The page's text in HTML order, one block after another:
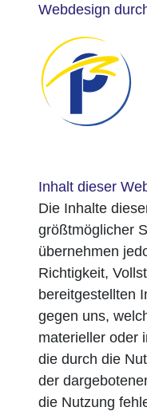
Webdesign
Inhalt dieser
Die Inhalte
größtmöglicher
übernehmen
Richtigkeit,
bereitgestellten
gegen uns,
materieller oder
die durch die
der
die Nutzung